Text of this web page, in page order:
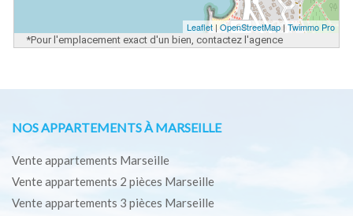
Leaflet | OpenStreetMap | Twimmo Pro
*Pour l'emplacement exact d'un bien, contactez l'agence
NOS APPARTEMENTS À MARSEILLE
Vente appartements Marseille
Vente appartements 2 pièces Marseille
Vente appartements 3 pièces Marseille